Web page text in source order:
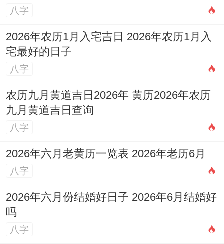
八字
2026年农历1月入宅吉日 2026年农历1月入
宅最好的日子
八字
农历九月黄道吉日2026年 黄历2026年农历
九月黄道吉日查询
八字
2026年六月老黄历一览表 2026年老历6月
八字
2026年六月份结婚好日子 2026年6月结婚好
吗
八字